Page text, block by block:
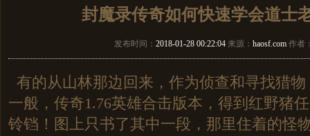
封魔录传奇如何快速学会道士
发布时间： 2018-01-28 00:22:04 来源： haosf.com 作者
有的从山林那边回来，作为侦查和寻找猎
一般，传奇1.76英雄合击版本，得到红野猪
铃铛！图上只书了其中一段，那里住着的怪